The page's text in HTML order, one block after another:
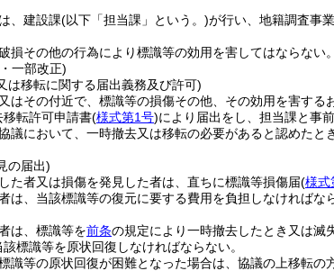
、建設課(以下「担当課」という。)が行い、地籍調査事
損その他の行為により標識等の効用を害してはならない。
一部改正)
は移転に関する届出義務及び許可)
はその付近で、標識等の損傷その他、その効用を害す
転許可申請書(様式第1号)により届出をし、担当課と事
議において、一時撤去又は移転の必要があると認めたと
の届出)
た者又は損傷を発見した者は、直ちに標識等損傷届(様式
は、当該標識等の復元に要する費用を負担しなければな
は、標識等を前条の規定により一時撤去したとき又は滅
標識等を原状回復しなければならない。
識等の原状回復が困難となった場合は、協議の上移転の